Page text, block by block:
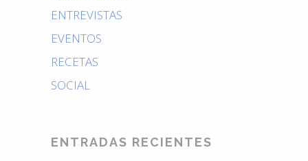
ENTREVISTAS
EVENTOS
RECETAS
SOCIAL
ENTRADAS RECIENTES